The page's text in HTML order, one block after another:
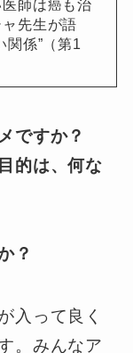
師は癌も治
先生が語
関係”（第1
ですか？
的は、何な
？
入って良く
。みんなア